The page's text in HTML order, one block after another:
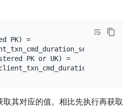
PK) =
PK or UK) =
其对应的值。相比先执行再获取